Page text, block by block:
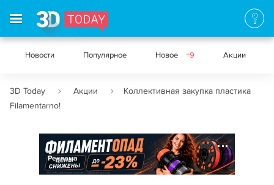
Новости Популярное Новое +9 Акции
3D Today Акции
Коллективная закупка пластика
Filamentarno!
Реклама